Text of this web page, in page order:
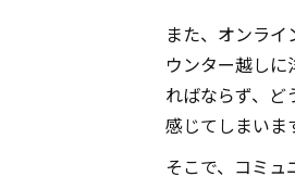
また、オンラ
ウンター越し
ればならず、ど
感じてしまいま
そこで、コミュ